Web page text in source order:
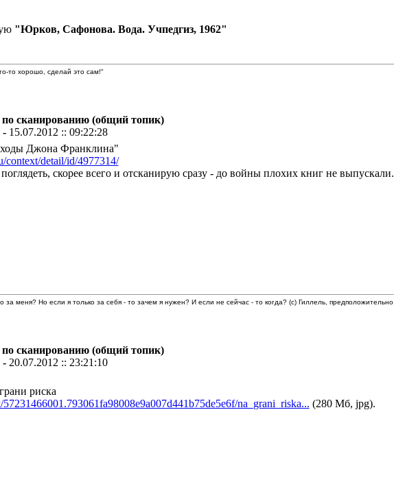
"Юрков, Сафонова. Вода. Учпедгиз, 1962"
то хорошо, сделай это сам!"
сканированию (общий топик)
- 15.07.2012 :: 09:22:28
Джона Франклина"
context/detail/id/4977314/
скорее всего и отсканирую сразу - до войны плохих книг не выпускали.
за меня? Но если я только за себя - то зачем я нужен? И если не сейчас - то когда? (с) Гиллель, предположительно
сканированию (общий топик)
- 20.07.2012 :: 23:21:10
риска
na_grani_riska... (280 Мб, jpg).